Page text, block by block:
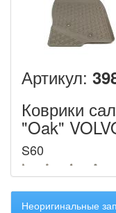
Артикул:
Коврики
"Oak"
S60
Неоригинальные